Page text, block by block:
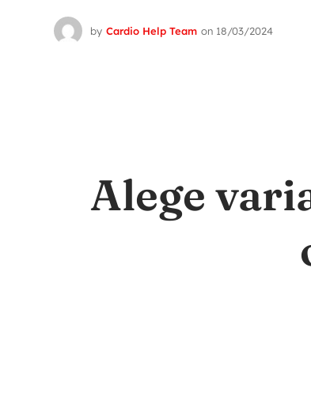
by Cardio Help Team on 18/03/2024
Alege